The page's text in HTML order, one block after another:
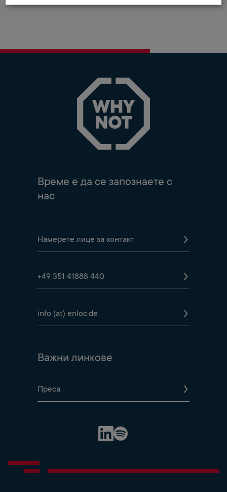
Време е да се запознаете с
нас
Намерете лице за контакт
+49 351 41888 440
info (at) enloc.de
Важни линкове
Преса